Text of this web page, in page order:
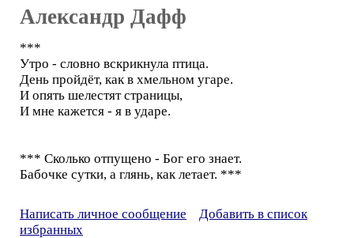
Александр Дафф
***
Утро - словно вскрикнула птица.
День пройдёт, как в хмельном угаре.
И опять шелестят страницы,
И мне кажется - я в ударе.
*** Сколько отпущено - Бог его знает.
Бабочке сутки, а глянь, как летает. ***
Написать личное сообщение
Добавить в список
избранных